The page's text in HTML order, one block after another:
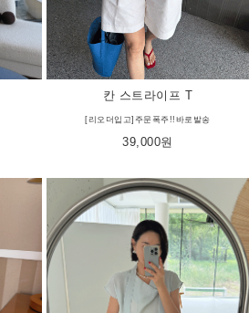
칸 스트라이프 T
[리오더입고]주문폭주!!바로발송
39,000원